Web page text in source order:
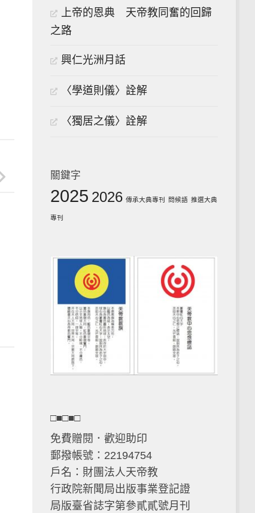
上帝的恩典 天帝教同奮的回歸
之路
興仁光洲月話
〈學道則儀〉詮解
〈獨居之儀〉詮解
關鍵字
2025 2026 傳承大典專刊 問候語 推選大典
專刊
□■□■□
免費贈閱．歡迎助印
郵撥帳號：22194754
戶名：財團法人天帝教
行政院新聞局出版事業登記證
局版臺省誌字第參貳貳號月刊